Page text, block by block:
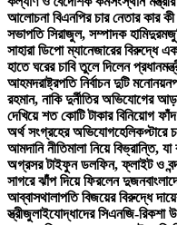
আলোচনা বিএনপির চার নেতার কার
সভাপতি সিরাজুল, সম্পাদক হামিদুর
সাহারা ডিপো ম্যানেজারের বিরুদ্ধে
হাতে ঘরের চাবি তুলে দিলেন
আহমদরাষ্ট্রপতি নির্বাচন দুটি
রহমান, নাকি দুর্নীতির অভিযোগের
দেখিয়ে শত কোটি টাকার বিনিয়োগ
অর্থ সংগ্রহের অভিযোগহেলিকপ্টারে
আমদানি নীতিমালা নিয়ে বিভ্রান্তি,
অগ্রসর টাইফুন ডলফিন, ফ্লাইট ও
সাগরে ঝাঁপ দিয়ে ফিরলেন দুজন
আব্বাসথালাপতি বিজয়ের বিরুদ্ধে
স্ত্রীজুলাইযোদ্ধাদের সিএনজি-রিকশা